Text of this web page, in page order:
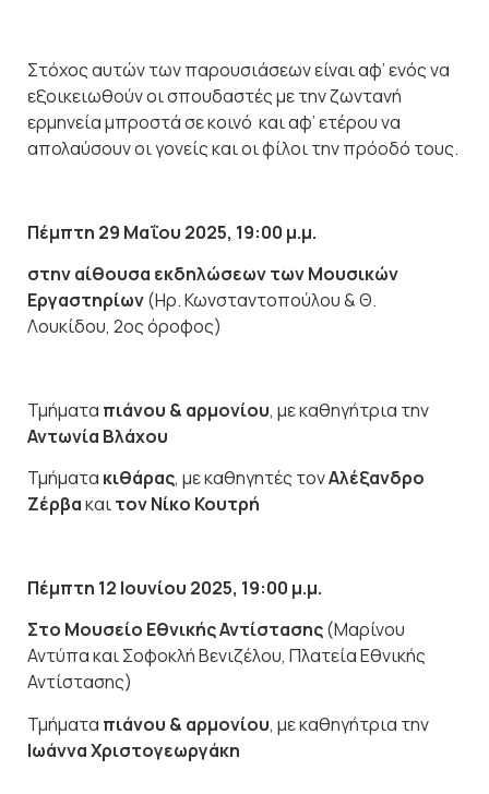
Στόχος αυτών των παρουσιάσεων είναι αφ’ ενός να
εξοικειωθούν οι σπουδαστές με την ζωντανή
ερμηνεία μπροστά σε κοινό και αφ’ ετέρου να
απολαύσουν οι γονείς και οι φίλοι την πρόοδό τους.
Πέμπτη 29 Μαΐου 2025, 19:00 μ.μ.
στην αίθουσα εκδηλώσεων των Μουσικών
Εργαστηρίων(Ηρ. Κωνσταντοπούλου & Θ.
Λουκίδου, 2οςόροφος)
Τμήματα πιάνου & αρμονίου, με καθηγήτρια την
Αντωνία Βλάχου
Τμήματα κιθάρας, με καθηγητές τονΑλέξανδρο
Ζέρβακαιτον Νίκο Κουτρή
Πέμπτη 12 Ιουνίου 2025, 19:00 μ.μ.
Στο Μουσείο Εθνικής Αντίστασης(Μαρίνου
Αντύπα και Σοφοκλή Βενιζέλου, Πλατεία Εθνικής
Αντίστασης)
Τμήματα πιάνου & αρμονίου, με καθηγήτρια την
Ιωάννα Χριστογεωργάκη